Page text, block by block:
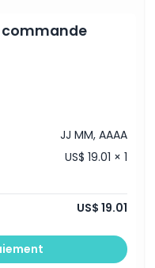
commande
JJ MM, AAAA
US$ 19.01 × 1
US$ 19.01